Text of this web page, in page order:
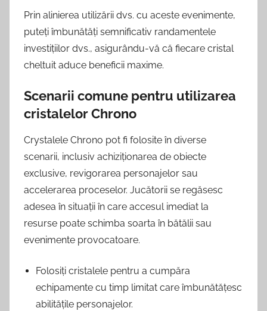
Prin alinierea utilizării dvs. cu aceste evenimente,
puteți îmbunătăți semnificativ randamentele
investițiilor dvs., asigurându-vă că fiecare cristal
cheltuit aduce beneficii maxime.
Scenarii comune pentru utilizarea
cristalelor Chrono
Crystalele Chrono pot fi folosite în diverse
scenarii, inclusiv achiziționarea de obiecte
exclusive, revigorarea personajelor sau
accelerarea proceselor. Jucătorii se regăsesc
adesea în situații în care accesul imediat la
resurse poate schimba soarta în bătălii sau
evenimente provocatoare.
Folosiți cristalele pentru a cumpăra
echipamente cu timp limitat care îmbunătățesc
abilitățile personajelor.